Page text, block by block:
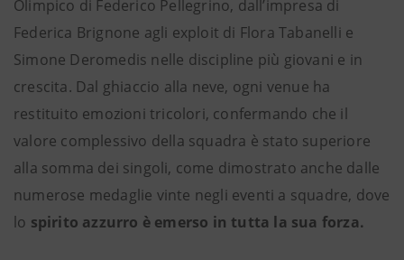
Olimpico di Federico Pellegrino, dall’impresa di
Federica Brignone agli exploit di Flora Tabanelli e
Simone Deromedis nelle discipline più giovani e in
crescita. Dal ghiaccio alla neve, ogni venue ha
restituito emozioni tricolori, confermando che il
valore complessivo della squadra è stato superiore
alla somma dei singoli, come dimostrato anche dalle
numerose medaglie vinte negli eventi a squadre, dove
lo spirito azzurro è emerso in tutta la sua forza.